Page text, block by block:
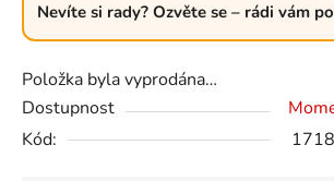
Nevíte si rady? Ozvěte se – rádi vám
Položka byla vyprodána…
Dostupnost
Kód: